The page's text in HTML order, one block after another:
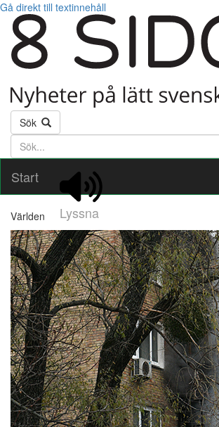
Gå direkt till textinnehåll
Sök
Söktext
Start
Lyssna
Världen